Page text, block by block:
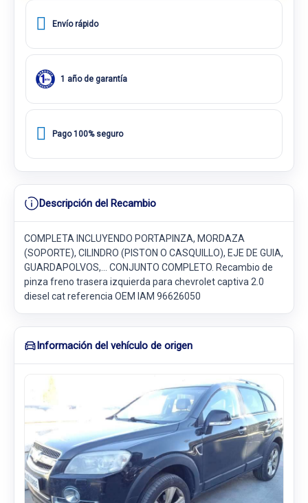
Envío rápido
1 año de garantía
Pago 100% seguro
Descripción del Recambio
COMPLETA INCLUYENDO PORTAPINZA, MORDAZA
(SOPORTE), CILINDRO (PISTON O CASQUILLO), EJE DE GUIA,
GUARDAPOLVOS,... CONJUNTO COMPLETO. Recambio de
pinza freno trasera izquierda para chevrolet captiva 2.0
diesel cat referencia OEM IAM 96626050
Información del vehículo de origen